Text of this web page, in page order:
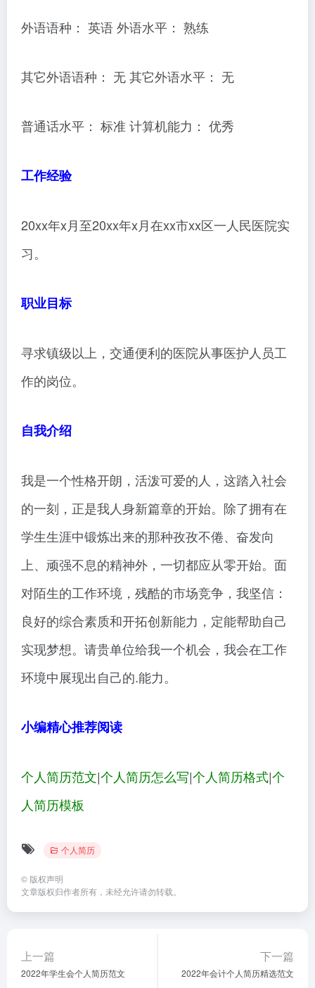
外语语种： 英语 外语水平： 熟练
其它外语语种： 无 其它外语水平： 无
普通话水平： 标准 计算机能力： 优秀
工作经验
20xx年x月至20xx年x月在xx市xx区一人民医院实
习。
职业目标
寻求镇级以上，交通便利的医院从事医护人员工
作的岗位。
自我介绍
我是一个性格开朗，活泼可爱的人，这踏入社会
的一刻，正是我人身新篇章的开始。除了拥有在
学生生涯中锻炼出来的那种孜孜不倦、奋发向
上、顽强不息的精神外，一切都应从零开始。面
对陌生的工作环境，残酷的市场竞争，我坚信：
良好的综合素质和开拓创新能力，定能帮助自己
实现梦想。请贵单位给我一个机会，我会在工作
环境中展现出自己的.能力。
小编精心推荐阅读
个人简历范文|个人简历怎么写|个人简历格式|个
人简历模板
个人简历
© 版权声明
文章版权归作者所有，未经允许请勿转载。
上一篇
2022年学生会个人简历范文
下一篇
2022年会计个人简历精选范文